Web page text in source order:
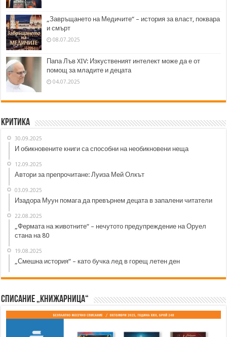
„Завръщането на Медичите“ – история за власт, поквара
и смърт
08.07.2025
Папа Лъв XIV: Изкуственият интелект може да е от
помощ за младите и децата
04.07.2025
Критика
30.09.2025
И обикновените книги са способни на необикновени неща
12.09.2025
Автори за препрочитане: Луиза Мей Олкът
03.09.2025
Изадора Муун помага да превърнем децата в запалени читатели
22.08.2025
„Фермата на животните“ – нечутото предупреждение на Оруел
стана на 80
19.08.2025
„Смешна история“ – като бучка лед в горещ летен ден
Списание „Книжарница“